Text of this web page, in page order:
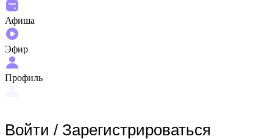
Афиша
Эфир
Профиль
Войти / Зарегистрироваться